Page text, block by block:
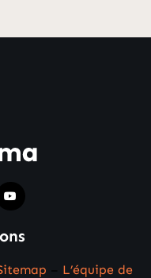
L’équipe de